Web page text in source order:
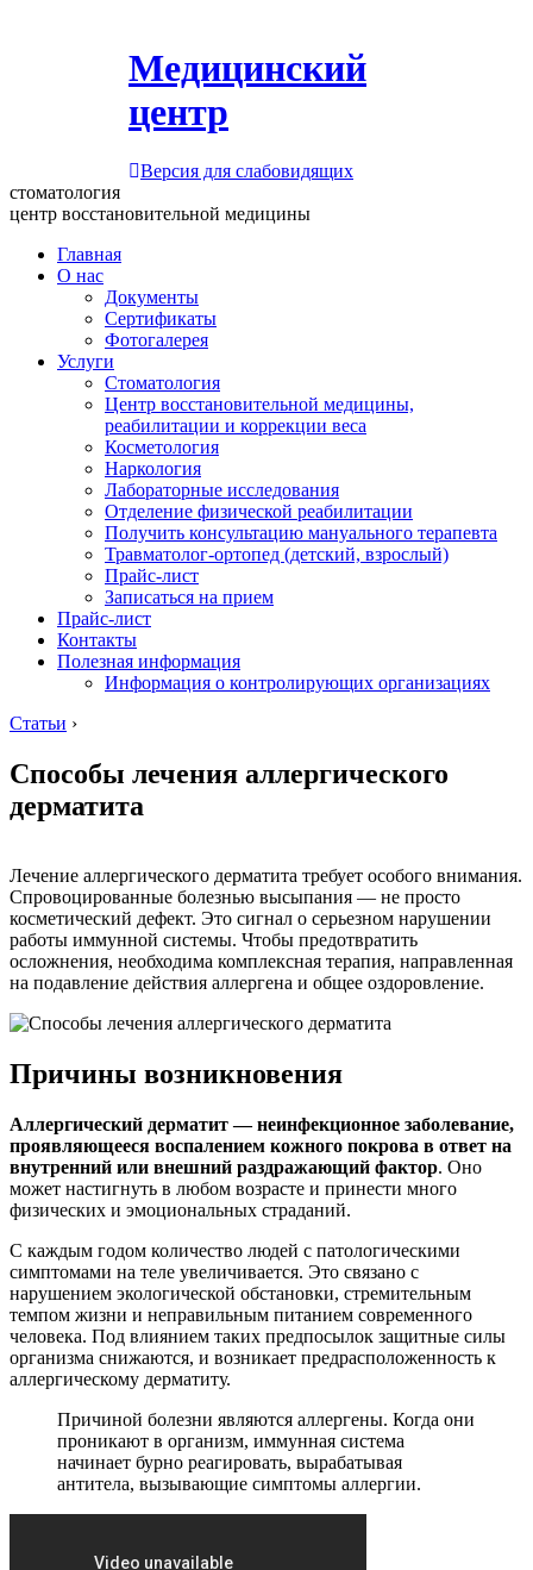
Медицинский
центр
Версия для слабовидящих
стоматология
центр восстановительной медицины
Главная
О нас
Документы
Сертификаты
Фотогалерея
Услуги
Стоматология
Центр восстановительной медицины,
реабилитации и коррекции веса
Косметология
Наркология
Лабораторные исследования
Отделение физической реабилитации
Получить консультацию мануального терапевта
Травматолог-ортопед (детский, взрослый)
Прайс-лист
Записаться на прием
Прайс-лист
Контакты
Полезная информация
Информация о контролирующих организациях
Статьи ›
Способы лечения аллергического
дерматита
Лечение аллергического дерматита требует особого внимания.
Спровоцированные болезнью высыпания — не просто
косметический дефект. Это сигнал о серьезном нарушении
работы иммунной системы. Чтобы предотвратить
осложнения, необходима комплексная терапия, направленная
на подавление действия аллергена и общее оздоровление.
Причины возникновения
Аллергический дерматит — неинфекционное заболевание,
проявляющееся воспалением кожного покрова в ответ на
внутренний или внешний раздражающий фактор. Оно
может настигнуть в любом возрасте и принести много
физических и эмоциональных страданий.
С каждым годом количество людей с патологическими
симптомами на теле увеличивается. Это связано с
нарушением экологической обстановки, стремительным
темпом жизни и неправильным питанием современного
человека. Под влиянием таких предпосылок защитные силы
организма снижаются, и возникает предрасположенность к
аллергическому дерматиту.
Причиной болезни являются аллергены. Когда они
проникают в организм, иммунная система
начинает бурно реагировать, вырабатывая
антитела, вызывающие симптомы аллергии.